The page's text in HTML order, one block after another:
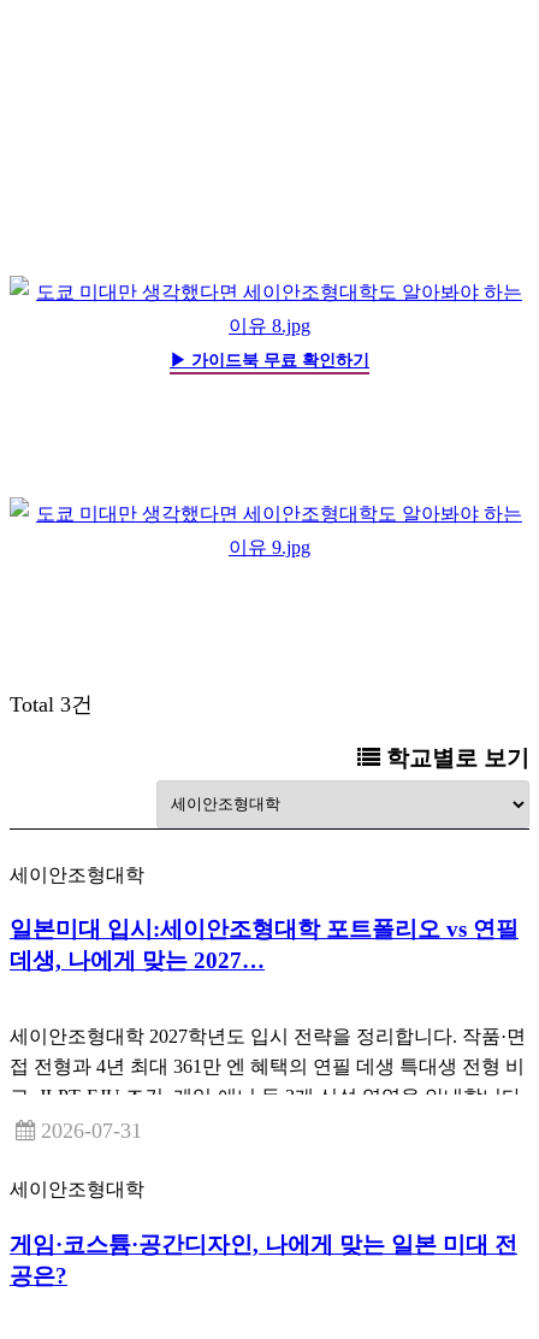
▶ 가이드북 무료 확인하기
Total 3건
학교별로 보기
세이안조형대학
일본미대 입시:세이안조형대학 포트폴리오 vs 연필
데생, 나에게 맞는 2027…
세이안조형대학 2027학년도 입시 전략을 정리합니다. 작품·면
접 전형과 4년 최대 361만 엔 혜택의 연필 데생 특대생 전형 비
교, JLPT·EJU 조건, 게임·애니 등 3개 신설 영역을 안내합니다.
2026-07-31
세이안조형대학
게임·코스튬·공간디자인, 나에게 맞는 일본 미대 전
공은?